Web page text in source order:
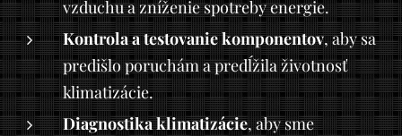
vzduchu a zníženie spotreby energie.
Kontrola a testovanie komponentov, aby sa
predišlo poruchám a predĺžila životnosť
klimatizácie.
Diagnostika klimatizácie, aby sme